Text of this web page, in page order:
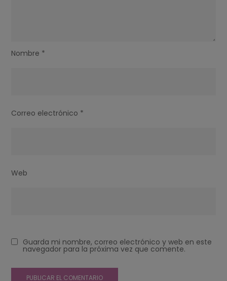
Nombre *
Correo electrónico *
Web
Guarda mi nombre, correo electrónico y web en este
navegador para la próxima vez que comente.